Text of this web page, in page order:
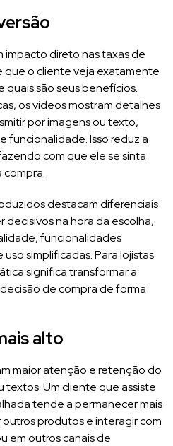
impacto direto nas taxas de
o cliente veja exatamente
são seus benefícios.
os vídeos mostram detalhes
por imagens ou texto,
funcionalidade. Isso reduz a
com que ele se sinta
compra.
destacam diferenciais
na hora da escolha,
funcionalidades
simplificadas. Para lojistas
significa transformar a
de compra de forma
alto
maior atenção e retenção do
Um cliente que assiste
tende a permanecer mais
produtos e interagir com
em outros canais de